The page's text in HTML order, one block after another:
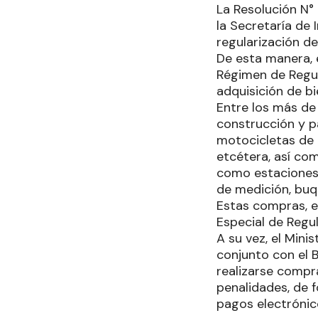
La Resolución
la Secretaría de
regularización
De esta
Régimen de
adquisición de
Entre los más
construcción y
motocicletas de
etcétera, así
como
de medición,
Estas compras,
Especial de
A su vez, el
conjunto con el
realizarse
penalidades, de
pagos